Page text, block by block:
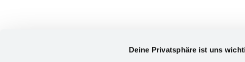
Deine Privatsphäre ist uns